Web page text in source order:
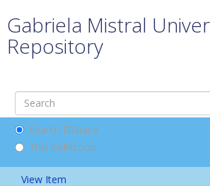
Gabriela Mistral
Repository
Search DSpace
This Collection
View Item